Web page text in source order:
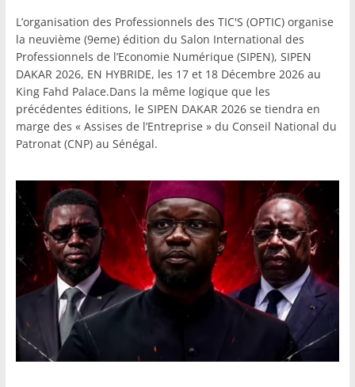
L’organisation des Professionnels des TIC'S (OPTIC) organise
la neuvième (9eme) édition du Salon International des
Professionnels de l’Economie Numérique (SIPEN), SIPEN
DAKAR 2026, EN HYBRIDE, les 17 et 18 Décembre 2026 au
King Fahd Palace.Dans la même logique que les
précédentes éditions, le SIPEN DAKAR 2026 se tiendra en
marge des « Assises de l’Entreprise » du Conseil National du
Patronat (CNP) au Sénégal.